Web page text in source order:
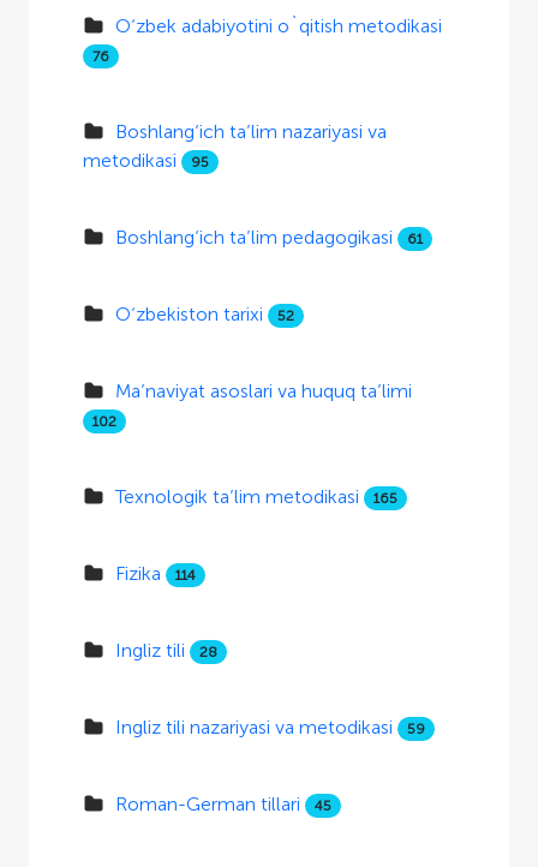
O‘zbek adabiyotini o`qitish metodikasi
76
Boshlang‘ich ta’lim nazariyasi va
metodikasi
95
Boshlang‘ich ta’lim pedagogikasi 61
O‘zbekiston tarixi 52
Ma’naviyat asoslari va huquq ta’limi
102
Texnologik ta’lim metodikasi 165
Fizika 114
Ingliz tili 28
Ingliz tili nazariyasi va metodikasi 59
Roman-German tillari 45